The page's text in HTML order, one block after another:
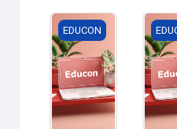
Investigación Montse
EDUCON